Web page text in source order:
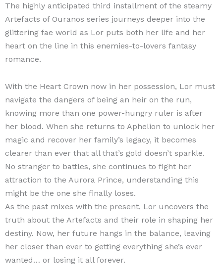
The highly anticipated third installment of the steamy
Artefacts of Ouranos series journeys deeper into the
glittering fae world as Lor puts both her life and her
heart on the line in this enemies-to-lovers fantasy
romance.
With the Heart Crown now in her possession, Lor must
navigate the dangers of being an heir on the run,
knowing more than one power-hungry ruler is after
her blood. When she returns to Aphelion to unlock her
magic and recover her family’s legacy, it becomes
clearer than ever that all that’s gold doesn’t sparkle.
No stranger to battles, she continues to fight her
attraction to the Aurora Prince, understanding this
might be the one she finally loses.
As the past mixes with the present, Lor uncovers the
truth about the Artefacts and their role in shaping her
destiny. Now, her future hangs in the balance, leaving
her closer than ever to getting everything she’s ever
wanted… or losing it all forever.